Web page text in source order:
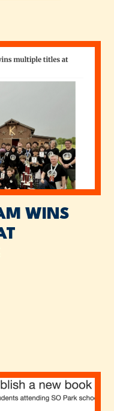
WINS